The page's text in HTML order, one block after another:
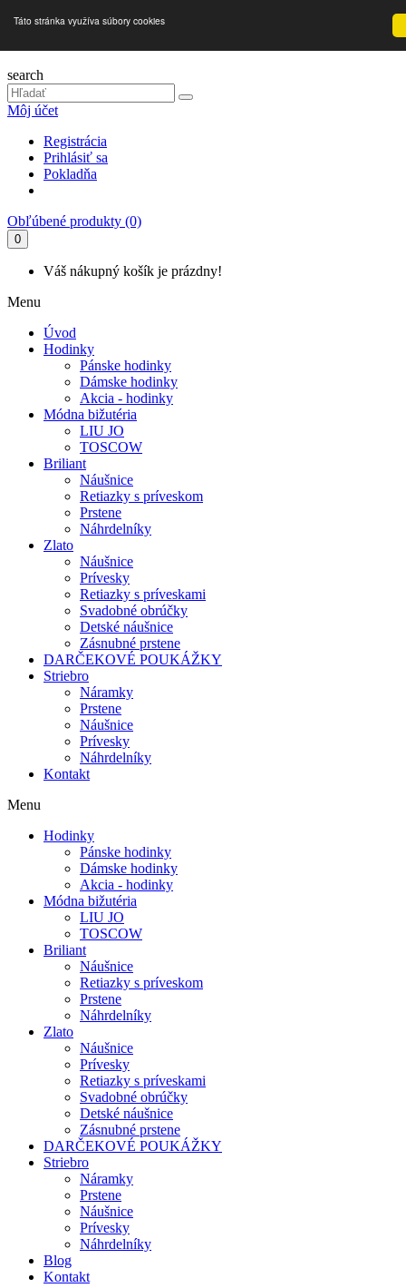
Táto stránka využíva súbory cookies
search
Môj účet
Registrácia
Prihlásiť sa
Pokladňa
Obľúbené produkty (0)
0
Váš nákupný košík je prázdny!
Menu
Úvod
Hodinky
Pánske hodinky
Dámske hodinky
Akcia - hodinky
Módna bižutéria
LIU JO
TOSCOW
Briliant
Náušnice
Retiazky s príveskom
Prstene
Náhrdelníky
Zlato
Náušnice
Prívesky
Retiazky s príveskami
Svadobné obrúčky
Detské náušnice
Zásnubné prstene
DARČEKOVÉ POUKÁŽKY
Striebro
Náramky
Prstene
Náušnice
Prívesky
Náhrdelníky
Kontakt
Menu
Hodinky
Pánske hodinky
Dámske hodinky
Akcia - hodinky
Módna bižutéria
LIU JO
TOSCOW
Briliant
Náušnice
Retiazky s príveskom
Prstene
Náhrdelníky
Zlato
Náušnice
Prívesky
Retiazky s príveskami
Svadobné obrúčky
Detské náušnice
Zásnubné prstene
DARČEKOVÉ POUKÁŽKY
Striebro
Náramky
Prstene
Náušnice
Prívesky
Náhrdelníky
Blog
Kontakt